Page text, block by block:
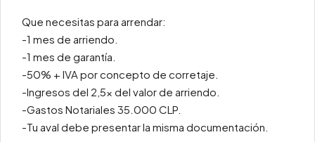
Que necesitas para arrendar:
-1 mes de arriendo.
-1 mes de garantía.
-50% + IVA por concepto de corretaje.
-Ingresos del 2,5x del valor de arriendo.
-Gastos Notariales 35.000 CLP.
-Tu aval debe presentar la misma documentación.